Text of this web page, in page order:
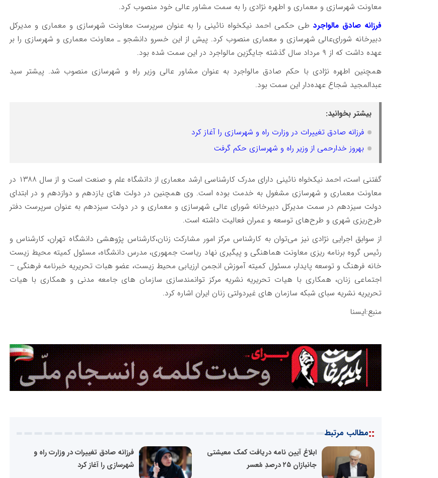
معاونت شهرسازی و معماری و اطهره نژادی را به سمت مشاور عالی خود منصوب کرد.
فرزانه صادق مالواجرد طی حکمی احمد نیکخواه نائینی را به عنوان سرپرست معاونت شهرسازی و معماری و مدیرکل
دبیرخانه شورای‌عالی شهرسازی و معماری منصوب کرد. پیش از این خسرو دانشجو ـ معاونت معماری و شهرسازی را بر
عهده داشت که از ۹ مرداد سال گذشته جایگزین مالواجرد در این سمت شده بود.
همچنین اطهره نژادی با حکم صادق مالواجرد به عنوان مشاور عالی وزیر راه و شهرسازی منصوب شد. پیشتر سید
عبدالمجید شجاع عهده‌دار این سمت بود.
بیشتر بخوانید:
فرزانه صادق تغییرات در وزارت راه و شهرسازی را آغاز کرد
بهروز خدارحمی از وزیر راه و شهرسازی حکم گرفت
گفتنی است، احمد نیکخواه نائینی دارای مدرک کارشناسی ارشد معماری از دانشگاه علم و صنعت است و از سال ۱۳۸۸ در
معاونت معماری و شهرسازی مشغول به خدمت بوده است. وی همچنین در دولت های یازدهم و دوازدهم و در ابتدای
دولت سیزدهم در سمت مدیرکل دبیرخانه شورای عالی شهرسازی و معماری و در دولت سیزدهم به عنوان سرپرست دفتر
طرح‌ریزی شهری و طرح‌های توسعه و عمران فعالیت داشته است.
از سوابق اجرایی نژادی نیز می‌توان به کارشناس مرکز امور مشارکت زنان،کارشناس پژوهشی دانشگاه تهران، کارشناس و
رئیس گروه برنامه ریزی معاونت هماهنگی و پیگیری نهاد ریاست جمهوری، مدرس دانشگاه، مسئول کمیته محیط زیست
خانه فرهنگ و توسعه پایدار، مسئول کمیته آموزش انجمن ارزیابی محیط زیست، عضو هبات تحریریه خبرنامه فرهنگی –
اجتماعی زنان، همکاری با هیات تحریریه نشریه مرکز توانمندسازی سازمان های جامعه مدنی و همکاری با هیات
تحریریه نشریه سبای شبکه سازمان های غیردولتی زنان ایران اشاره کرد.
منبع:ایسنا
::مطالب مرتبط
ابلاغ آیین نامه دریافت کمک معیشتی
جانبازان ۲۵ درصدِ مُعسر
فرزانه صادق تغییرات در وزارت راه و
شهرسازی را آغاز کرد